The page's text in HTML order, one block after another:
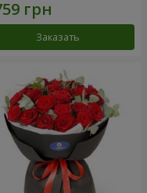
Заказать